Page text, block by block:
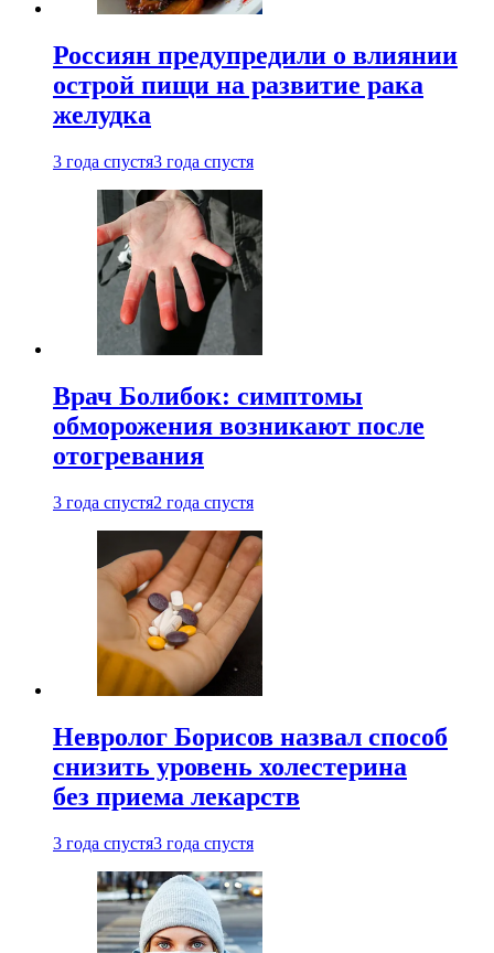
Россиян предупредили о влиянии
острой пищи на развитие рака
желудка
3 года спустя3 года спустя
Врач Болибок: симптомы
обморожения возникают после
отогревания
3 года спустя2 года спустя
Невролог Борисов назвал способ
снизить уровень холестерина
без приема лекарств
3 года спустя3 года спустя